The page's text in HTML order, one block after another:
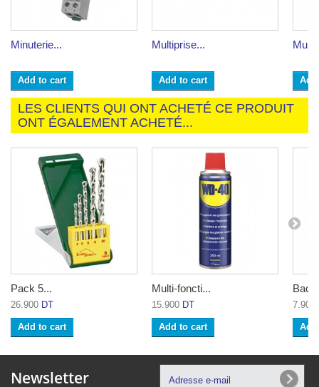
Minuterie...
Add to cart
Multiprise...
Add to cart
LES CLIENTS QUI ONT ACHETÉ CE PRODUIT
ONT ÉGALEMENT ACHETÉ...
Pack 5...
26.900 DT
Add to cart
Multi-foncti...
15.900 DT
Add to cart
Bac
7.900
Newsletter